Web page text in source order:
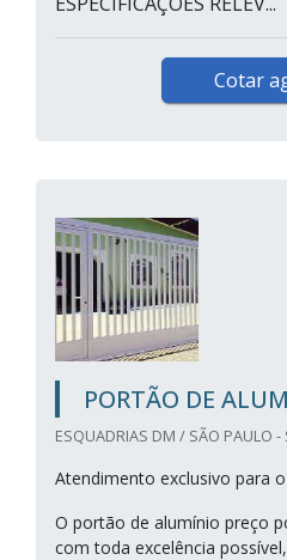
Cotar
PORTÃO DE
ESQUADRIAS DM / SÃO PAULO -
Atendimento exclusivo para
O portão de alumínio preço
com toda excelência